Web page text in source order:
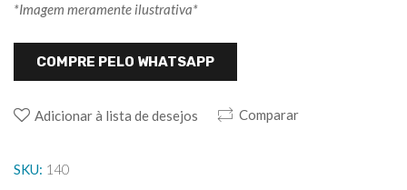
*Imagem meramente ilustrativa*
COMPRE PELO WHATSAPP
Adicionar à lista de desejos Comparar
SKU: 140